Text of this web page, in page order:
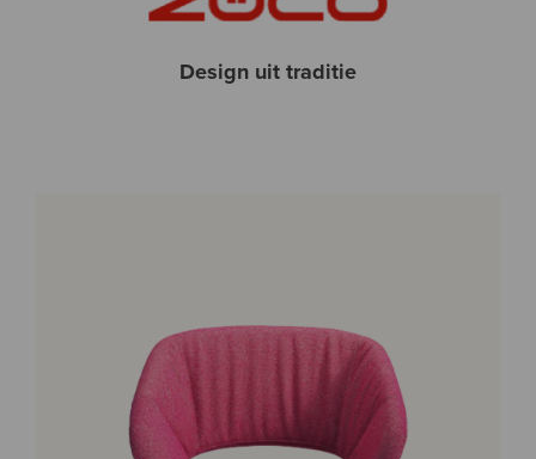
Design uit traditie